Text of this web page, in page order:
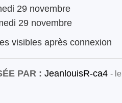
29 novembre
29 novembre
visibles après connexion
PAR : JeanlouisR-ca4 -